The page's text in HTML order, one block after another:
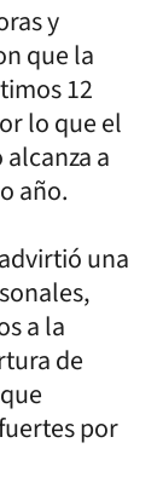
y
que la
12
lo que el
a
año.
una
a la
de
por